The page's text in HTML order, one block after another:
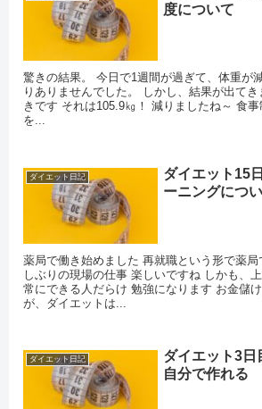
度について
驚きの結果。 今日で1週間が過ぎて、体重が
りありませんでした。 しかし、結果が出て
きです それは105.9㎏！ 減りましたね～ 食
を...
ダイエット日記
ダイエット15
ーニングにつ
薬局で働き始めました 再就職という形で薬局
しぶりの現場の仕事 楽しいですね しかも、
常にできる人だらけ 勉強になります お金儲
が、ダイエットは...
ダイエット日記
ダイエット3
自分で作れる